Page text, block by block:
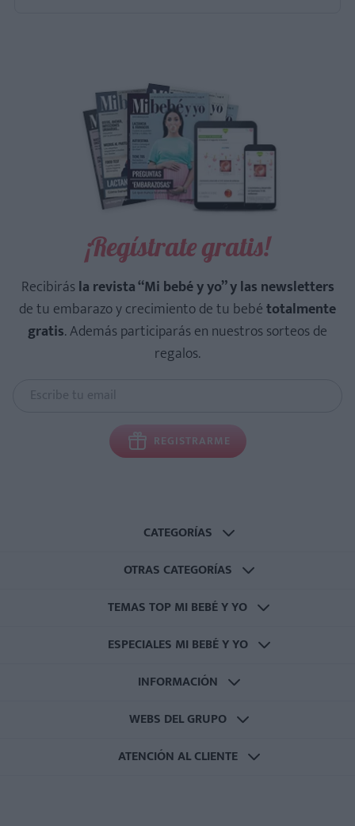
¡Regístrate gratis!
Recibirásla revista “Mi bebé y yo” y las newsletters
de tu embarazo y crecimiento de tu bebétotalmente
gratis. Además participarás en nuestros sorteos de
regalos.
REGISTRARME
CATEGORÍAS
OTRAS CATEGORÍAS
TEMAS TOP MI BEBÉ Y YO
ESPECIALES MI BEBÉ Y YO
INFORMACIÓN
WEBS DEL GRUPO
ATENCIÓN AL CLIENTE